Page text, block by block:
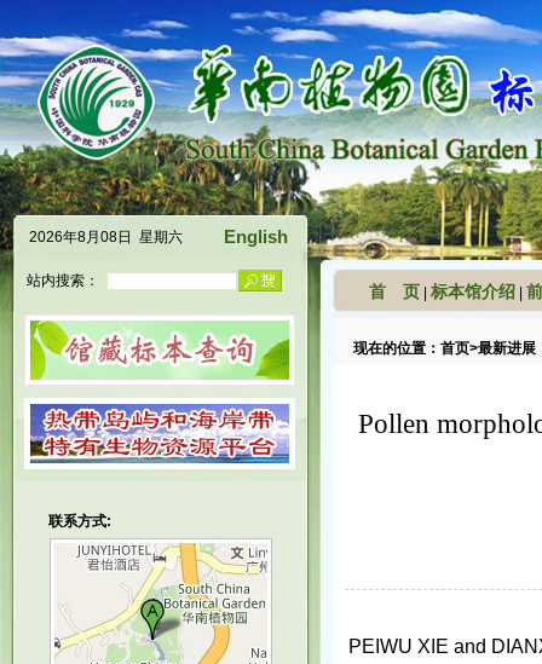
2026年8月08日 星期六 English
站内搜索：
联系方式:
首 页 标本馆介绍
现在的位置： 首页>最新进展
Pollen
PEIWU XIE and